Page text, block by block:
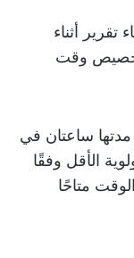
أثناء
وقت
مدتها ساعتان في
الأقل وفقًا
متاحًا